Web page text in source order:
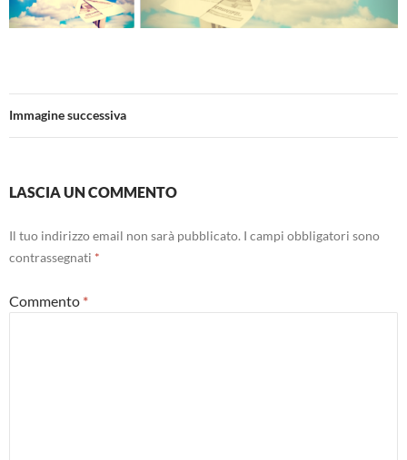
Immagine successiva
LASCIA UN COMMENTO
Il tuo indirizzo email non sarà pubblicato. I campi obbligatori sono
contrassegnati *
Commento *